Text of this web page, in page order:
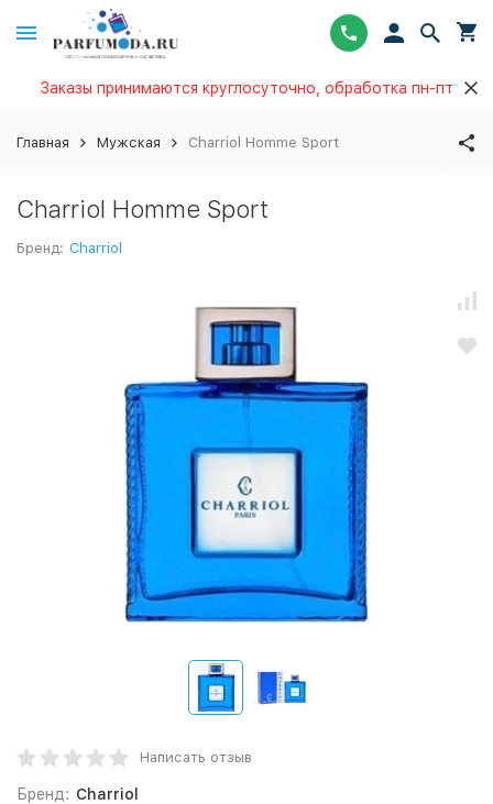
Заказы принимаются круглосуточно, обработка пн-пт
Главная Мужская Charriol Homme Sport
Charriol Homme Sport
Бренд: Charriol
Написать отзыв
Бренд: Charriol